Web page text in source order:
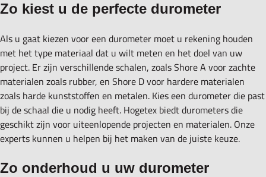
Zo kiest u de perfecte durometer
Als u gaat kiezen voor een durometer moet u rekening houden
met het type materiaal dat u wilt meten en het doel van uw
project. Er zijn verschillende schalen, zoals Shore A voor zachte
materialen zoals rubber, en Shore D voor hardere materialen
zoals harde kunststoffen en metalen. Kies een durometer die past
bij de schaal die u nodig heeft. Hogetex biedt durometers die
geschikt zijn voor uiteenlopende projecten en materialen. Onze
experts kunnen u helpen bij het maken van de juiste keuze.
Zo onderhoud u uw durometer